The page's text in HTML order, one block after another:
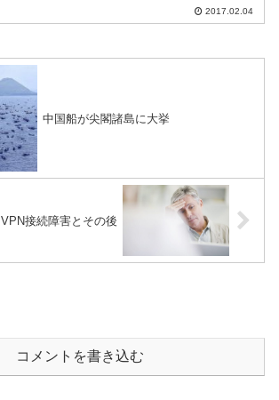
2017.02.04
中国船が尖閣諸島に大挙
VPN接続障害とその後
コメントを書き込む